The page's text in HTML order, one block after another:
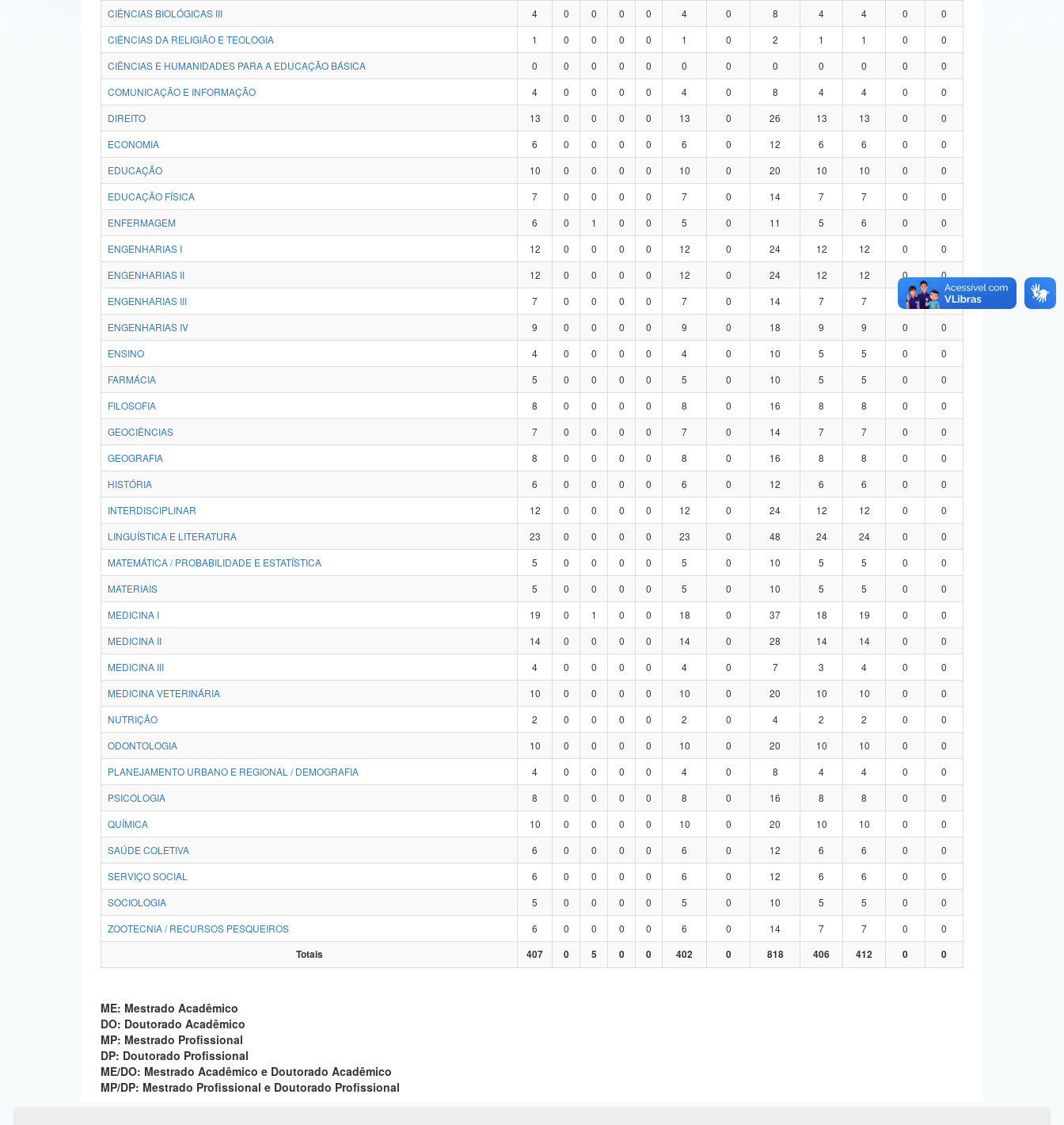
CIÊNCIAS BIOLÓGICAS III
4 0 0 0 0 4 0 8 4 4 0
0
CIÊNCIAS DA RELIGIÃO E TEOLOGIA
1 0 0 0 0 1 0 2 1 1 0
0
CIÊNCIAS E HUMANIDADES PARA A EDUCAÇÃO BÁSICA
0 0 0 0 0 0 0 0 0 0 0
0
COMUNICAÇÃO E INFORMAÇÃO
4 0 0 0 0 4 0 8 4 4 0
0
DIREITO
13 0 0 0 0 13 0 26 13 13 0
0
ECONOMIA
6 0 0 0 0 6 0 12 6 6 0
0
EDUCAÇÃO
10 0 0 0 0 10 0 20 10 10 0
0
EDUCAÇÃO FÍSICA
7 0 0 0 0 7 0 14 7 7 0
0
ENFERMAGEM
6 0 1 0 0 5 0 11 5 6 0
0
ENGENHARIAS I
12 0 0 0 0 12 0 24 12 12 0
0
ENGENHARIAS II
12 0 0 0 0 12 0 24 12 12 0
0
ENGENHARIAS III
7 0 0 0 0 7 0 14 7 7 0
0
ENGENHARIAS IV
9 0 0 0 0 9 0 18 9 9 0
0
ENSINO
4 0 0 0 0 4 0 10 5 5 0
0
FARMÁCIA
5 0 0 0 0 5 0 10 5 5 0
0
FILOSOFIA
8 0 0 0 0 8 0 16 8 8 0
0
GEOCIÊNCIAS
7 0 0 0 0 7 0 14 7 7 0
0
GEOGRAFIA
8 0 0 0 0 8 0 16 8 8 0
0
HISTÓRIA
6 0 0 0 0 6 0 12 6 6 0
0
INTERDISCIPLINAR
12 0 0 0 0 12 0 24 12 12 0
0
LINGUÍSTICA E LITERATURA
23 0 0 0 0 23 0 48 24 24 0
0
MATEMÁTICA / PROBABILIDADE E ESTATÍSTICA
5 0 0 0 0 5 0 10 5 5 0
0
MATERIAIS
5 0 0 0 0 5 0 10 5 5 0
0
MEDICINA I
19 0 1 0 0 18 0 37 18 19 0
0
MEDICINA II
14 0 0 0 0 14 0 28 14 14 0
0
MEDICINA III
4 0 0 0 0 4 0 7 3 4 0
0
MEDICINA VETERINÁRIA
10 0 0 0 0 10 0 20 10 10 0
0
NUTRIÇÃO
2 0 0 0 0 2 0 4 2 2 0
0
ODONTOLOGIA
10 0 0 0 0 10 0 20 10 10 0
0
PLANEJAMENTO URBANO E REGIONAL / DEMOGRAFIA
4 0 0 0 0 4 0 8 4 4 0
0
PSICOLOGIA
8 0 0 0 0 8 0 16 8 8 0
0
QUÍMICA
10 0 0 0 0 10 0 20 10 10 0
0
SAÚDE COLETIVA
6 0 0 0 0 6 0 12 6 6 0
0
SERVIÇO SOCIAL
6 0 0 0 0 6 0 12 6 6 0
0
SOCIOLOGIA
5 0 0 0 0 5 0 10 5 5 0
0
ZOOTECNIA / RECURSOS PESQUEIROS
6 0 0 0 0 6 0 14 7 7 0
0
Totais
407 0 5 0 0 402 0 818 406 412 0 0
ME: Mestrado Acadêmico
DO: Doutorado Acadêmico
MP: Mestrado Profissional
DP: Doutorado Profissional
ME/DO: Mestrado Acadêmico e Doutorado Acadêmico
MP/DP: Mestrado Profissional e Doutorado Profissional